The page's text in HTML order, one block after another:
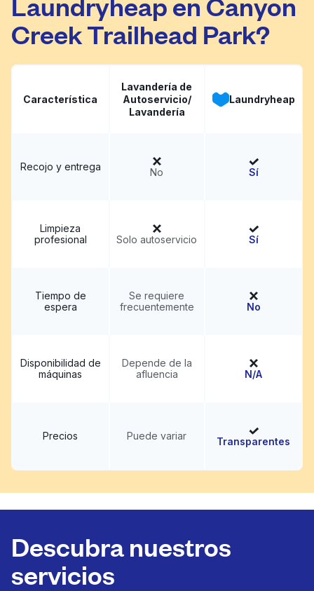
Creek Trailhead Park?
Característica
Lavandería de
Autoservicio/
Lavandería
Laundryheap
Recojo y entrega No Sí
Limpieza
profesional
Solo autoservicio Sí
Tiempo de
espera
Se requiere
frecuentemente
No
Disponibilidad de
máquinas
Depende de la
afluencia
N/A
Precios Puede variar Transparentes
Descubra nuestros
servicios